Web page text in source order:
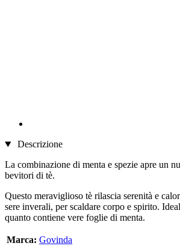
Descrizione
La combinazione di menta e spezie apre un
bevitori di tè.
Questo meraviglioso tè rilascia serenità e
sere inverali, per scaldare corpo e spirito.
quanto contiene vere foglie di menta.
Marca: Govinda